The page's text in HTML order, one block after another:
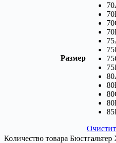
Размер
Количество товара